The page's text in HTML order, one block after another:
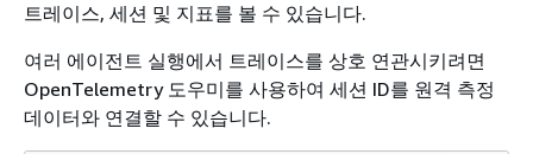
트레이스, 세션 및 지표를 볼 수 있습니다.
여러 에이전트 실행에서 트레이스를 상호 연관시키려면
OpenTelemetry 도우미를 사용하여 세션 ID를 원격 측정
데이터와 연결할 수 있습니다.